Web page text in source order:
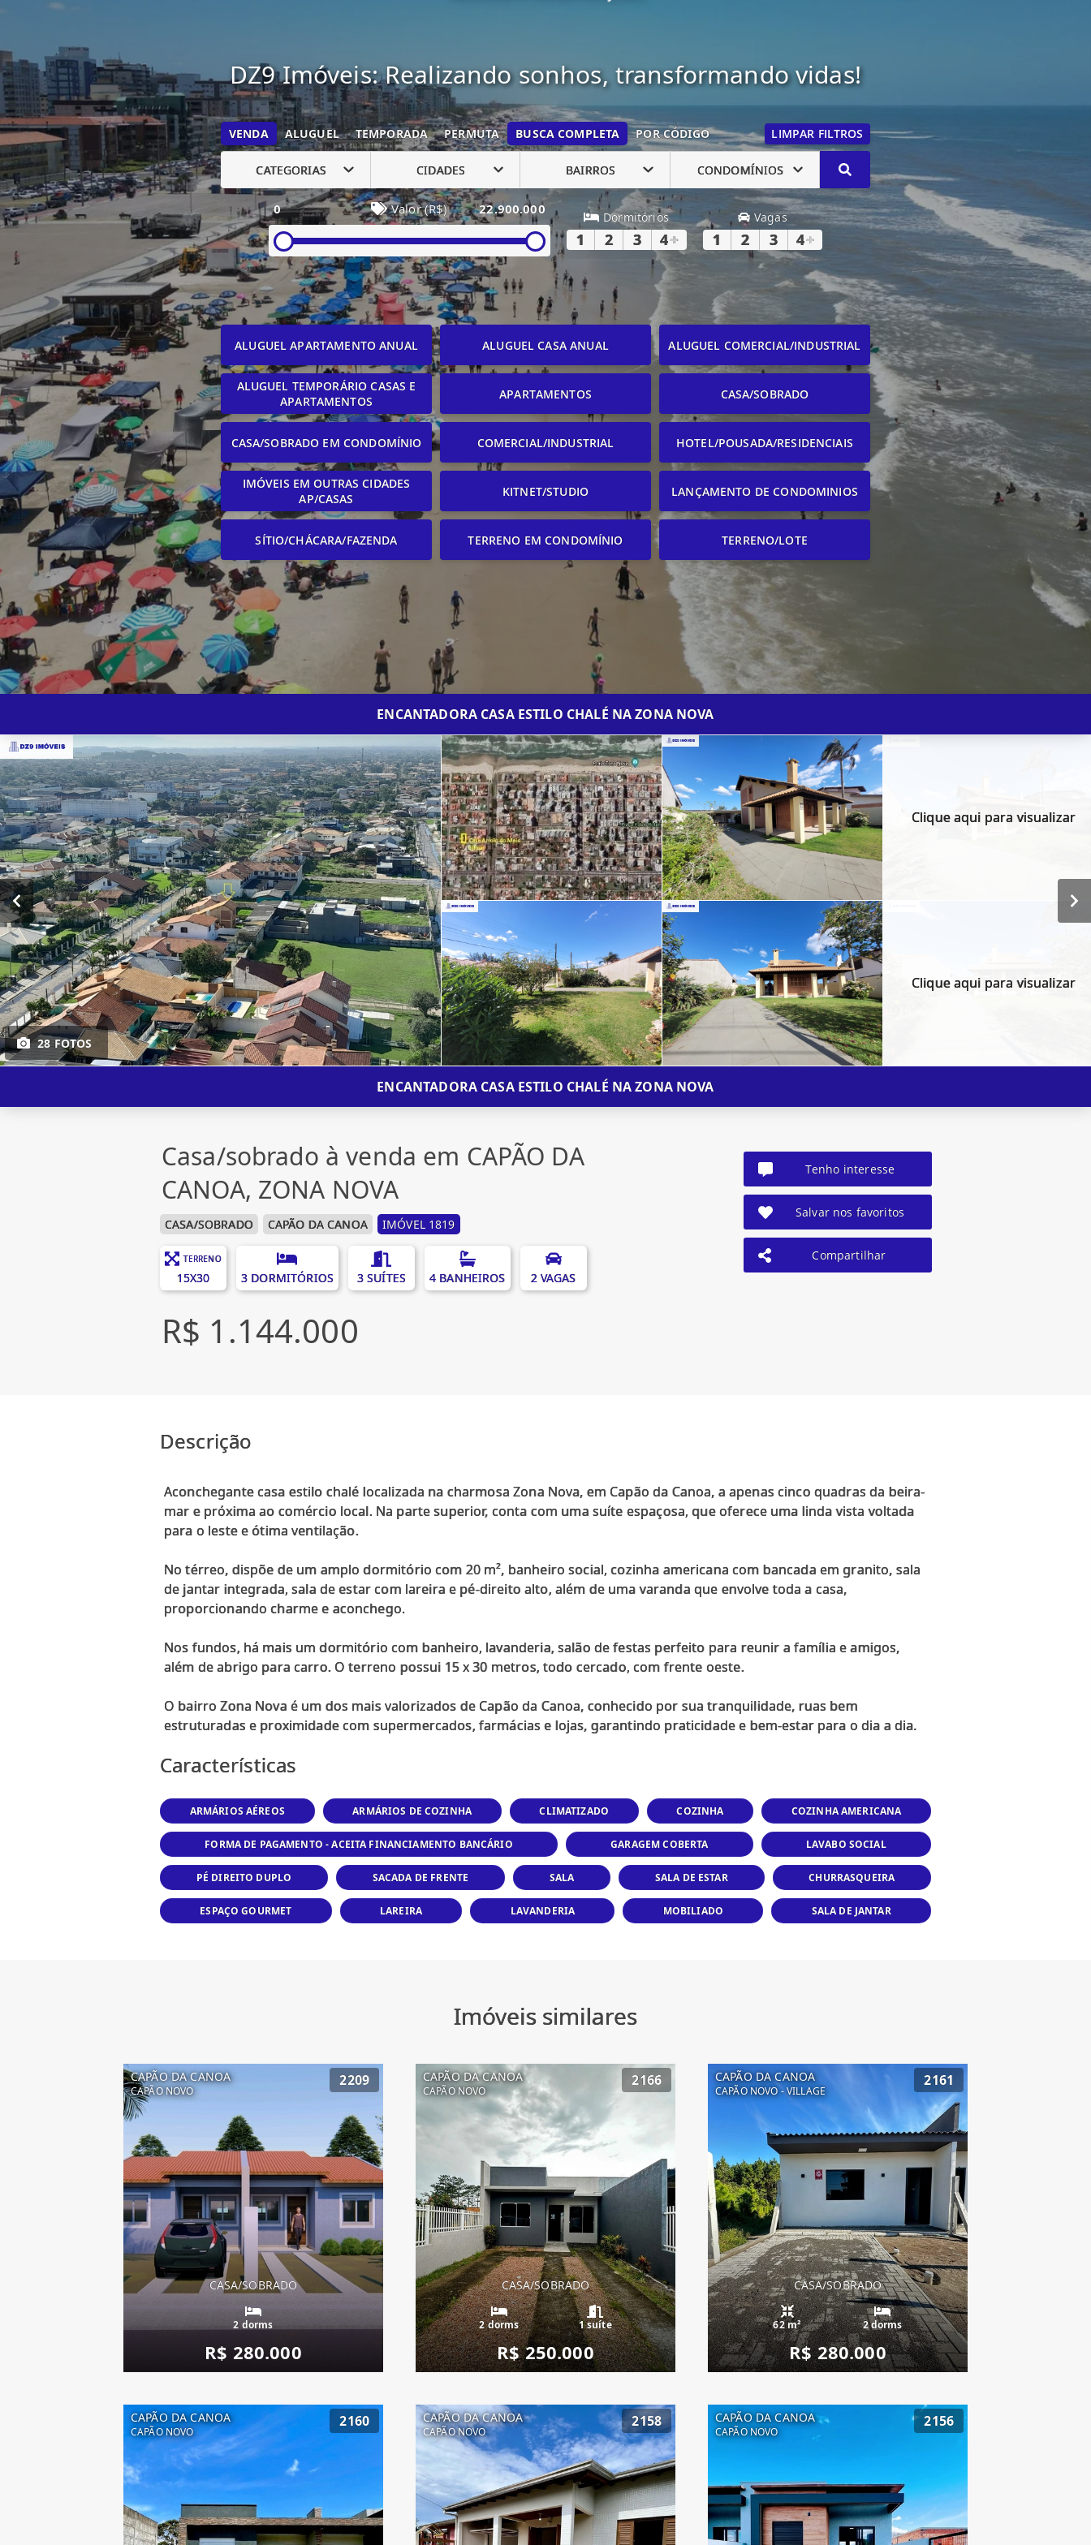
DZ9 Imóveis: Realizando sonhos, transformando vidas!
VENDA ALUGUEL TEMPORADA PERMUTA BUSCA COMPLETA POR CÓDIGO LIMPAR FILTROS
CATEGORIAS CIDADES BAIRROS CONDOMÍNIOS
0 Valor (R$) 22.900.000 Dormitórios
1 2 3 4+
Vagas
1 2 3 4+
ALUGUEL APARTAMENTO ANUAL ALUGUEL CASA ANUAL ALUGUEL COMERCIAL/INDUSTRIAL
ALUGUEL TEMPORÁRIO CASAS E
APARTAMENTOS
APARTAMENTOS CASA/SOBRADO
CASA/SOBRADO EM CONDOMÍNIO COMERCIAL/INDUSTRIAL HOTEL/POUSADA/RESIDENCIAIS
IMÓVEIS EM OUTRAS CIDADES
AP/CASAS
KITNET/STUDIO LANÇAMENTO DE CONDOMINIOS
SÍTIO/CHÁCARA/FAZENDA TERRENO EM CONDOMÍNIO TERRENO/LOTE
ENCANTADORA CASA ESTILO CHALÉ NA ZONA NOVA
28 FOTOS
Clique aqui para visualizar
Clique aqui para visualizar
ENCANTADORA CASA ESTILO CHALÉ NA ZONA NOVA
Casa/sobrado à venda em CAPÃO DA
CANOA, ZONA NOVA
CASA/SOBRADO CAPÃO DA CANOA IMÓVEL 1819
TERRENO
15X30 3 DORMITÓRIOS 3 SUÍTES 4 BANHEIROS 2 VAGAS
R$ 1.144.000
Tenho interesse
Salvar nos favoritos
Compartilhar
Descrição
Aconchegante casa estilo chalé localizada na charmosa Zona Nova, em Capão da Canoa, a apenas cinco quadras da beira-
mar e próxima ao comércio local. Na parte superior, conta com uma suíte espaçosa, que oferece uma linda vista voltada
para o leste e ótima ventilação.
No térreo, dispõe de um amplo dormitório com 20 m², banheiro social, cozinha americana com bancada em granito, sala
de jantar integrada, sala de estar com lareira e pé-direito alto, além de uma varanda que envolve toda a casa,
proporcionando charme e aconchego.
Nos fundos, há mais um dormitório com banheiro, lavanderia, salão de festas perfeito para reunir a família e amigos,
além de abrigo para carro. O terreno possui 15 x 30 metros, todo cercado, com frente oeste.
O bairro Zona Nova é um dos mais valorizados de Capão da Canoa, conhecido por sua tranquilidade, ruas bem
Características
ARMÁRIOS AÉREOS ARMÁRIOS DE COZINHA CLIMATIZADO COZINHA COZINHA AMERICANA
FORMA DE PAGAMENTO - ACEITA FINANCIAMENTO BANCÁRIO GARAGEM COBERTA LAVABO SOCIAL
PÉ DIREITO DUPLO SACADA DE FRENTE SALA SALA DE ESTAR CHURRASQUEIRA
ESPAÇO GOURMET LAREIRA LAVANDERIA MOBILIADO SALA DE JANTAR
Imóveis similares
CAPÃO DA CANOA
CAPÃO NOVO
2209
CASA/SOBRADO
2 dorms
R$ 280.000
CAPÃO DA CANOA
CAPÃO NOVO
2166
CASA/SOBRADO
2 dorms 1 suíte
R$ 250.000
CAPÃO DA CANOA
CAPÃO NOVO - VILLAGE
2161
CASA/SOBRADO
62 m² 2 dorms
R$ 280.000
CAPÃO DA CANOA
CAPÃO NOVO
2160 CAPÃO DA CANOA
CAPÃO NOVO
2158 CAPÃO DA CANOA
CAPÃO NOVO
2156